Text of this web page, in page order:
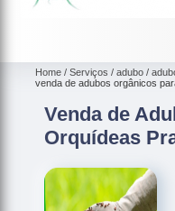
Home Serviços adubo
venda de adubos orgânicos
Venda de
Orquídeas